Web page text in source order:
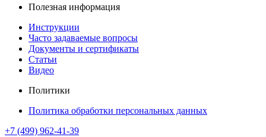
Полезная информация
Инструкции
Часто задаваемые вопросы
Документы и сертификаты
Статьи
Видео
Политики
Политика обработки персональных данных
+7 (499) 962-41-39